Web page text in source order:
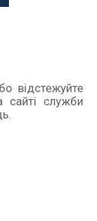
відстежуйте
служби